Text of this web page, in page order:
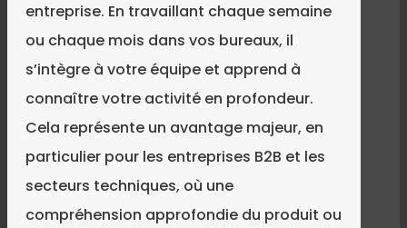
entreprise. En travaillant chaque semaine
ou chaque mois dans vos bureaux, il
s’intègre à votre équipe et apprend à
connaître votre activité en profondeur.
Cela représente un avantage majeur, en
particulier pour les entreprises B2B et les
secteurs techniques, où une
compréhension approfondie du produit ou